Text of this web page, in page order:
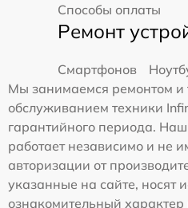
Способы оплаты
Ремонт
Смартфонов
Мы занимаемся ремонтом и
обслуживанием техники
гарантийного периода.
работает независимо и не
авторизации от
указанные на сайте, носят
ознакомительный